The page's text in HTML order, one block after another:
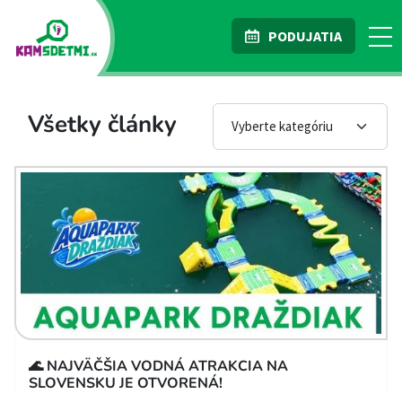
PODUJATIA
Všetky články
🌊 NAJVÄČŠIA VODNÁ ATRAKCIA NA
SLOVENSKU JE OTVORENÁ!